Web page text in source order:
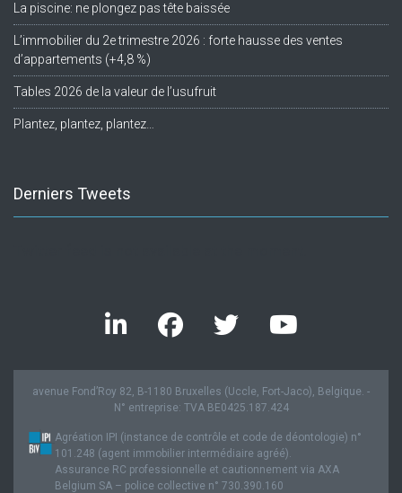
La piscine: ne plongez pas tête baissée
L’immobilier du 2e trimestre 2026 : forte hausse des ventes
d’appartements (+4,8 %)
Tables 2026 de la valeur de l’usufruit
Plantez, plantez, plantez…
Derniers Tweets
avenue Fond’Roy 82, B-1180 Bruxelles (Uccle, Fort-Jaco), Belgique. -
N° entreprise: TVA BE0425.187.424
Agréation IPI (instance de contrôle et code de déontologie) n°
101.248 (agent immobilier intermédiaire agréé).
Assurance RC professionnelle et cautionnement via AXA
Belgium SA – police collective n° 730.390.160